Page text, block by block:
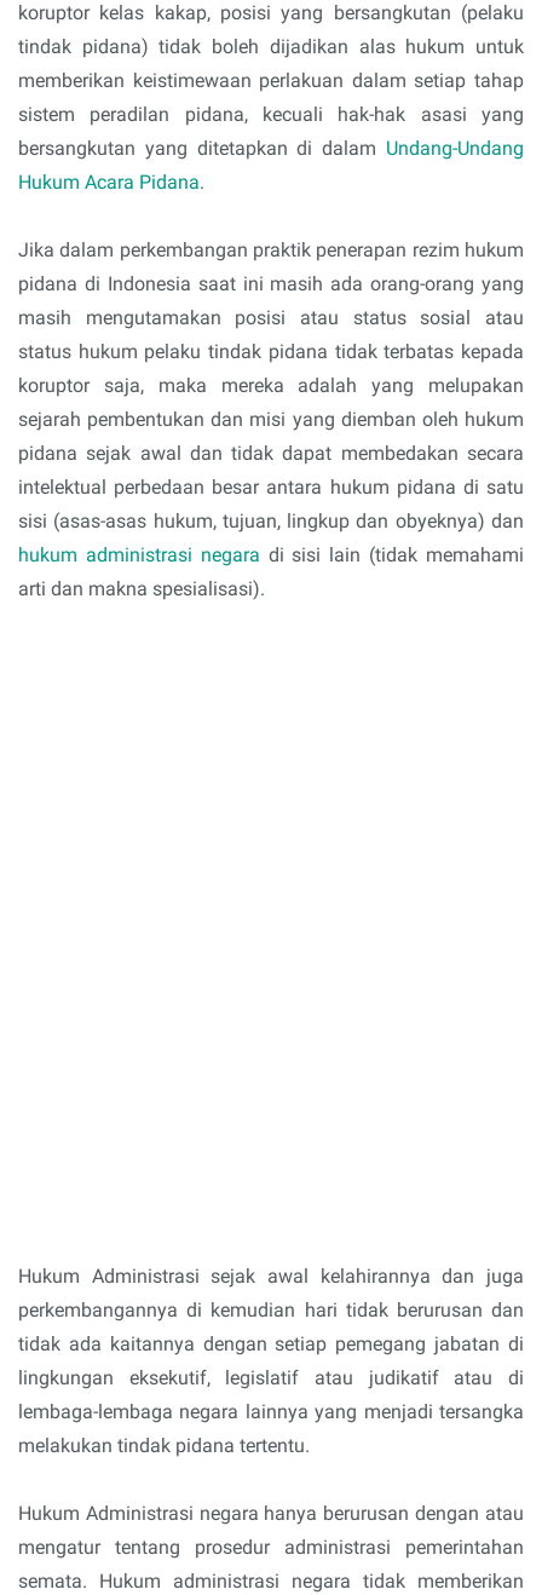
koruptor kelas kakap, posisi yang bersangkutan (pelaku
tindak pidana) tidak boleh dijadikan alas hukum untuk
memberikan keistimewaan perlakuan dalam setiap tahap
sistem peradilan pidana, kecuali hak-hak asasi yang
bersangkutan yang ditetapkan di dalam Undang-Undang
Hukum Acara Pidana.
Jika dalam perkembangan praktik penerapan rezim hukum
pidana di Indonesia saat ini masih ada orang-orang yang
masih mengutamakan posisi atau status sosial atau
status hukum pelaku tindak pidana tidak terbatas kepada
koruptor saja, maka mereka adalah yang melupakan
sejarah pembentukan dan misi yang diemban oleh hukum
pidana sejak awal dan tidak dapat membedakan secara
intelektual perbedaan besar antara hukum pidana di satu
sisi (asas-asas hukum, tujuan, lingkup dan obyeknya) dan
hukum administrasi negara di sisi lain (tidak memahami
arti dan makna spesialisasi).
Hukum Administrasi sejak awal kelahirannya dan juga
perkembangannya di kemudian hari tidak berurusan dan
tidak ada kaitannya dengan setiap pemegang jabatan di
lingkungan eksekutif, legislatif atau judikatif atau di
lembaga-lembaga negara lainnya yang menjadi tersangka
melakukan tindak pidana tertentu.
Hukum Administrasi negara hanya berurusan dengan atau
mengatur tentang prosedur administrasi pemerintahan
semata. Hukum administrasi negara tidak memberikan